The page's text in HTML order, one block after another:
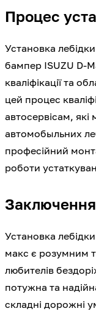
Процес
Установка
бампер ISUZU D-
кваліфікації та
цей процес
автосервісам, які
автомобыльних
професійний
роботи
Установка
макс є розумним
любителів
потужна та
складні дорожні